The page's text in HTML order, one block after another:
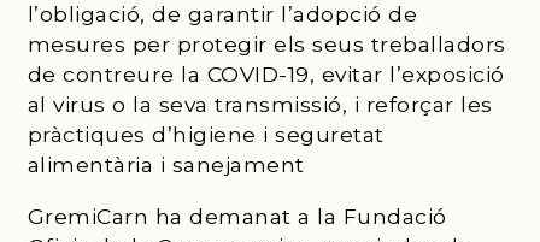
l’obligació, de garantir l’adopció de
mesures per protegir els seus treballadors
de contreure la COVID-19, evitar l’exposició
al virus o la seva transmissió, i reforçar les
pràctiques d’higiene i seguretat
alimentària i sanejament
GremiCarn ha demanat a la Fundació